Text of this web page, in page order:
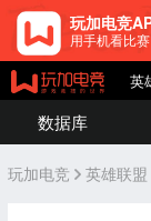
玩加电竞
用手机看比
英
数据库
玩加电竞 英雄联盟